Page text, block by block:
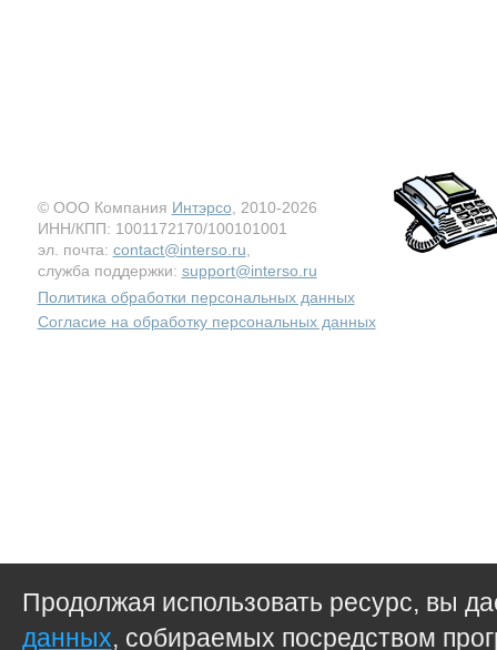
© ООО Компания Интэрсо , 2010-2026
ИНН/КПП: 1001172170/100101001
эл. почта: contact@interso.ru
служба поддержки: support@interso.ru
Политика обработки персональных данных
Согласие на обработку персональных данных
Продолжая использовать ресурс, вы
данных, собираемых посредством